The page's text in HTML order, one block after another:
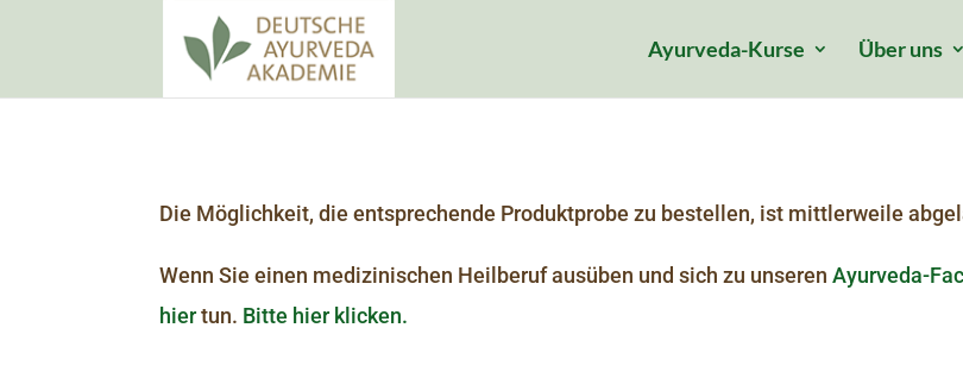
Ayurveda-Kurse Über uns
Die Möglichkeit, die entsprechende Produktprobe zu bestellen, ist mittlerweile
Wenn Sie einen medizinischen Heilberuf ausüben und sich zu unserenAyurveda-
hiertun. Bitte hier klicken.